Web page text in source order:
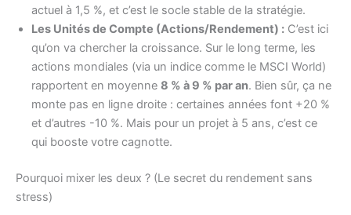
actuel à 1,5 %, et c’est le socle stable de la stratégie.
Les Unités de Compte (Actions/Rendement) : C’est ici
qu’on va chercher la croissance. Sur le long terme, les
actions mondiales (via un indice comme le MSCI World)
rapportent en moyenne 8 % à 9 % par an. Bien sûr, ça ne
monte pas en ligne droite : certaines années font +20 %
et d’autres -10 %. Mais pour un projet à 5 ans, c’est ce
qui booste votre cagnotte.
Pourquoi mixer les deux ? (Le secret du rendement sans
stress)